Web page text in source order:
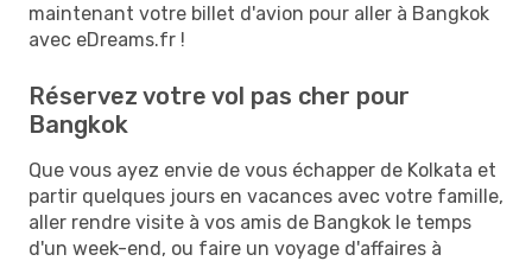
maintenant votre billet d'avion pour aller à Bangkok
avec eDreams.fr !
Réservez votre vol pas cher pour
Bangkok
Que vous ayez envie de vous échapper de Kolkata et
partir quelques jours en vacances avec votre famille,
aller rendre visite à vos amis de Bangkok le temps
d'un week-end, ou faire un voyage d'affaires à